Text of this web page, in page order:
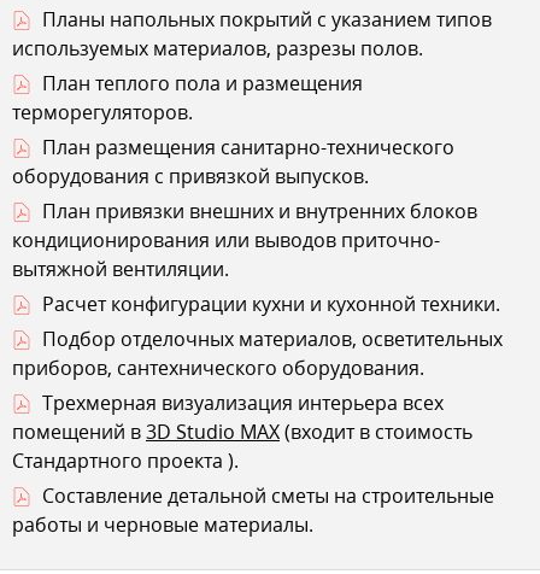
Планы напольных покрытий с указанием типов
используемых материалов, разрезы полов.
План теплого пола и размещения
терморегуляторов.
План размещения санитарно-технического
оборудования с привязкой выпусков.
План привязки внешних и внутренних блоков
кондиционирования или выводов приточно-
вытяжной вентиляции.
Расчет конфигурации кухни и кухонной техники.
Подбор отделочных материалов, осветительных
приборов, сантехнического оборудования.
Трехмерная визуализация интерьера всех
помещений в3D Studio MAX(входит в стоимость
Стандартного проекта ).
Составление детальной сметы на строительные
работы и черновые материалы.